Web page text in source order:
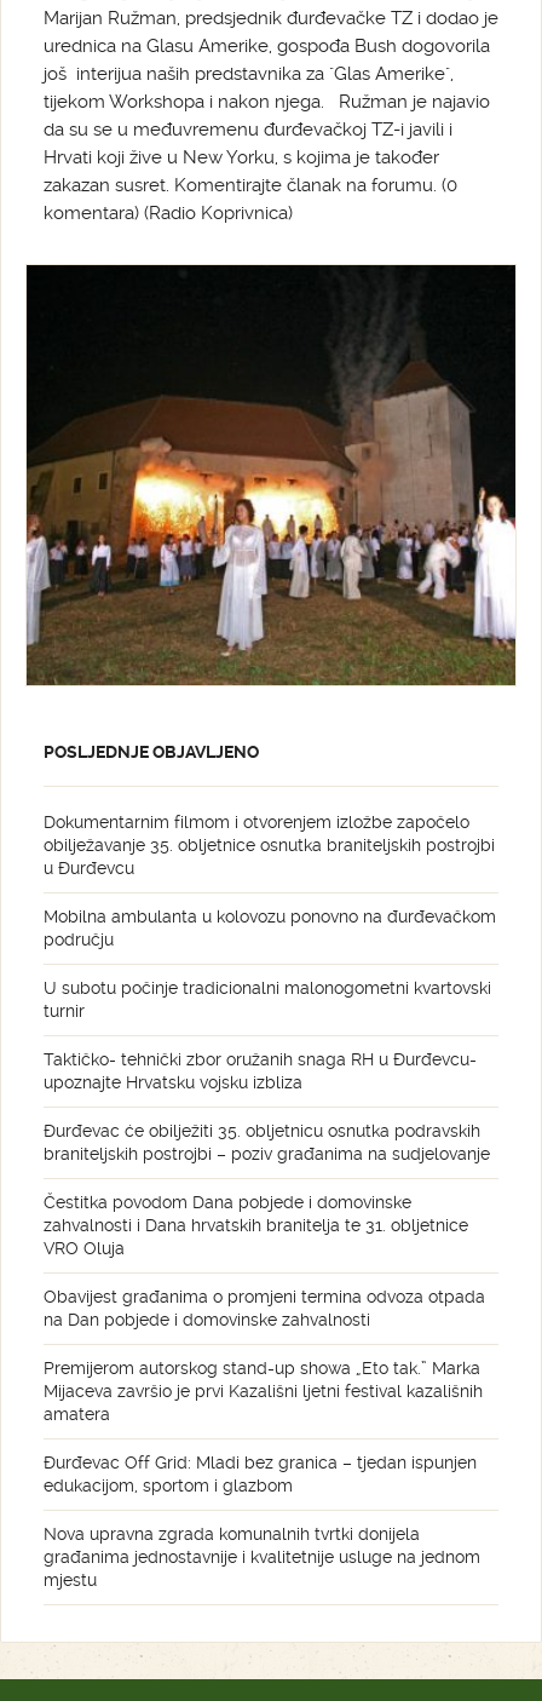
Marijan Ružman, predsjednik đurđevačke TZ i dodao je
urednica na Glasu Amerike, gospođa Bush dogovorila
još interijua naših predstavnika za "Glas Amerike",
tijekom Workshopa i nakon njega. Ružman je najavio
da su se u međuvremenu đurđevačkoj TZ-i javili i
Hrvati koji žive u New Yorku, s kojima je također
zakazan susret. Komentirajte članak na forumu. (0
komentara) (Radio Koprivnica)
POSLJEDNJE OBJAVLJENO
Dokumentarnim filmom i otvorenjem izložbe započelo
obilježavanje 35. obljetnice osnutka braniteljskih postrojbi
u Đurđevcu
Mobilna ambulanta u kolovozu ponovno na đurđevačkom
području
U subotu počinje tradicionalni malonogometni kvartovski
turnir
Taktičko- tehnički zbor oružanih snaga RH u Đurđevcu-
upoznajte Hrvatsku vojsku izbliza
Đurđevac će obilježiti 35. obljetnicu osnutka podravskih
braniteljskih postrojbi – poziv građanima na sudjelovanje
Čestitka povodom Dana pobjede i domovinske
zahvalnosti i Dana hrvatskih branitelja te 31. obljetnice
VRO Oluja
Obavijest građanima o promjeni termina odvoza otpada
na Dan pobjede i domovinske zahvalnosti
Premijerom autorskog stand-up showa „Eto tak.” Marka
Mijaceva završio je prvi Kazališni ljetni festival kazališnih
amatera
Đurđevac Off Grid: Mladi bez granica – tjedan ispunjen
edukacijom, sportom i glazbom
Nova upravna zgrada komunalnih tvrtki donijela
građanima jednostavnije i kvalitetnije usluge na jednom
mjestu